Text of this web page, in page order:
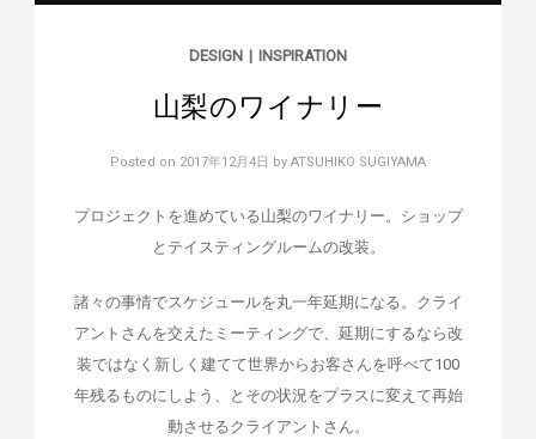
DESIGN | INSPIRATION
山梨のワイナリー
Posted on 2017年12月4日 by ATSUHIKO SUGIYAMA
プロジェクトを進めている山梨のワイナリー。ショップ
とテイスティングルームの改装。
諸々の事情でスケジュールを丸一年延期になる。クライ
アントさんを交えたミーティングで、延期にするなら改
装ではなく新しく建てて世界からお客さんを呼べて100
年残るものにしよう、とその状況をプラスに変えて再始
動させるクライアントさん。